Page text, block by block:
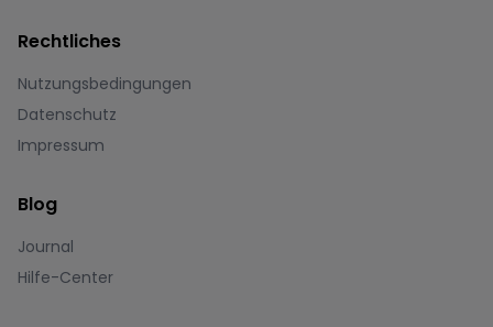
Rechtliches
Nutzungsbedingungen
Datenschutz
Impressum
Blog
Journal
Hilfe-Center